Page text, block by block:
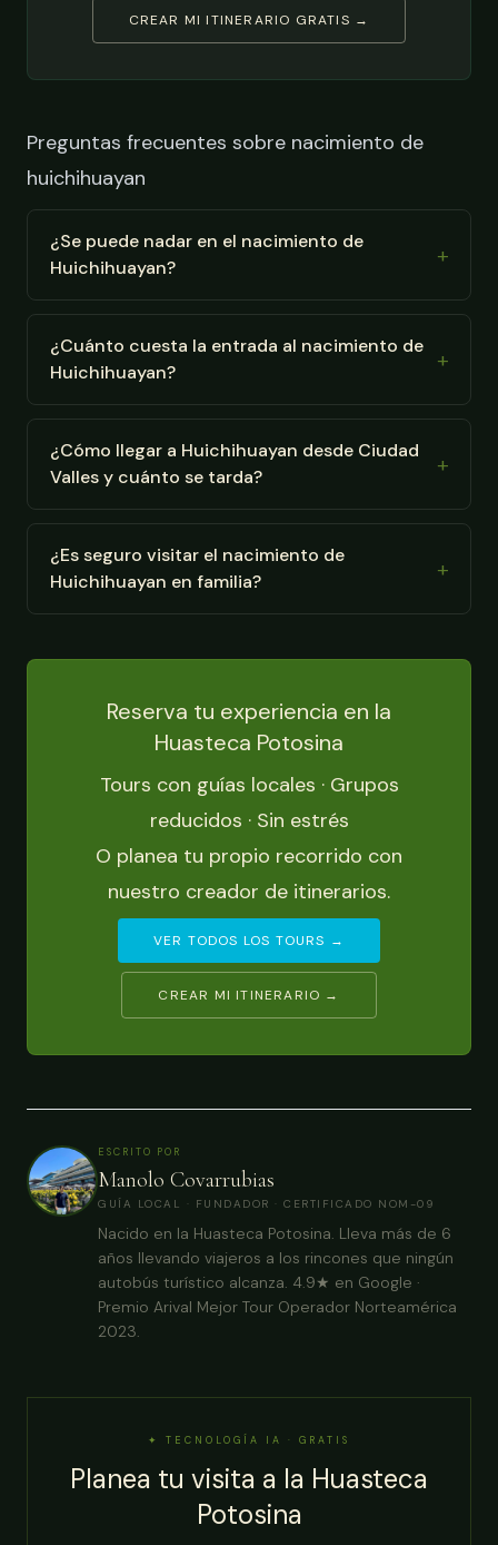
CREAR MI ITINERARIO GRATIS →
Preguntas frecuentes sobre nacimiento de
huichihuayan
¿Se puede nadar en el nacimiento de
Huichihuayan?
¿Cuánto cuesta la entrada al nacimiento de
Huichihuayan?
¿Cómo llegar a Huichihuayan desde Ciudad
Valles y cuánto se tarda?
¿Es seguro visitar el nacimiento de
Huichihuayan en familia?
Reserva tu experiencia en la
Huasteca Potosina
Tours con guías locales · Grupos
reducidos · Sin estrés
O planea tu propio recorrido con
nuestro creador de itinerarios.
VER TODOS LOS TOURS →
CREAR MI ITINERARIO →
ESCRITO POR
Manolo Covarrubias
GUÍA LOCAL · FUNDADOR · CERTIFICADO NOM-09
Nacido en la Huasteca Potosina. Lleva más de 6
años llevando viajeros a los rincones que ningún
autobús turístico alcanza. 4.9★ en Google ·
Premio Arival Mejor Tour Operador Norteamérica
2023.
✦ TECNOLOGÍA IA · GRATIS
Planea tu visita a la Huasteca
Potosina